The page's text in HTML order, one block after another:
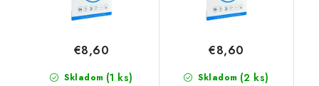
Skladom (1 ks)
€8,60
Skladom (2 ks)
€8,60